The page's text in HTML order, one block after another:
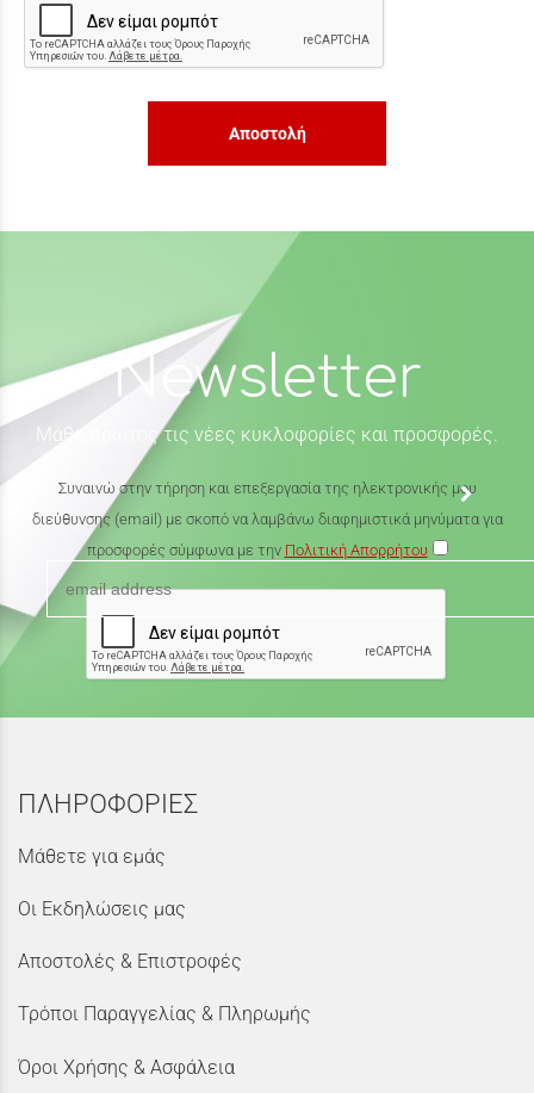
Αποστολή
Newsletter
Μάθε πρώτος τις νέες κυκλοφορίες και προσφορές.
Συναινώ στην τήρηση και επεξεργασία της ηλεκτρονικής μου
διεύθυνσης (email) με σκοπό να λαμβάνω διαφημιστικά μηνύματα για
προσφορές σύμφωνα με την Πολιτική Απορρήτου
ΠΛΗΡΟΦΟΡΙΕΣ
Μάθετε για εμάς
Οι Εκδηλώσεις μας
Αποστολές & Επιστροφές
Τρόποι Παραγγελίας & Πληρωμής
Όροι Χρήσης & Ασφάλεια